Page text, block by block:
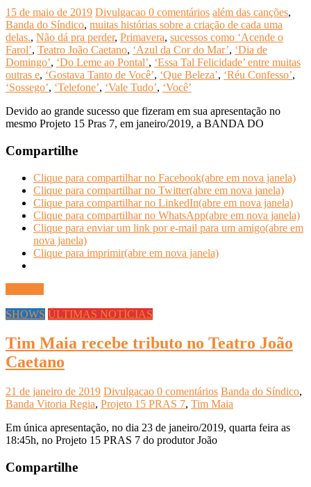
15 de maio de 2019 Divulgacao 0 comentários além das canções,
Banda do Síndico, muitas histórias sobre a criação de cada uma
delas., Não dá pra perder, Primavera, sucessos como ‘Acende o
Farol’, Teatro João Caetano, ‘Azul da Cor do Mar’, ‘Dia de
Domingo’, ‘Do Leme ao Pontal’, ‘Essa Tal Felicidade’ entre muitas
outras e, ‘Gostava Tanto de Você’, ‘Que Beleza’, ‘Réu Confesso’,
‘Sossego’, ‘Telefone’, ‘Vale Tudo’, ‘Você’
Devido ao grande sucesso que fizeram em sua apresentação no
mesmo Projeto 15 Pras 7, em janeiro/2019, a BANDA DO
Compartilhe
Clique para compartilhar no Facebook(abre em nova janela)
Clique para compartilhar no Twitter(abre em nova janela)
Clique para compartilhar no LinkedIn(abre em nova janela)
Clique para compartilhar no WhatsApp(abre em nova janela)
Clique para enviar um link por e-mail para um amigo(abre em
nova janela)
Clique para imprimir(abre em nova janela)
SHOWS ÚLTIMAS NOTÍCIAS
Tim Maia recebe tributo no Teatro João
Caetano
21 de janeiro de 2019 Divulgacao 0 comentários Banda do Síndico,
Banda Vitoria Regia, Projeto 15 PRAS 7, Tim Maia
Em única apresentação, no dia 23 de janeiro/2019, quarta feira as
18:45h, no Projeto 15 PRAS 7 do produtor João
Compartilhe